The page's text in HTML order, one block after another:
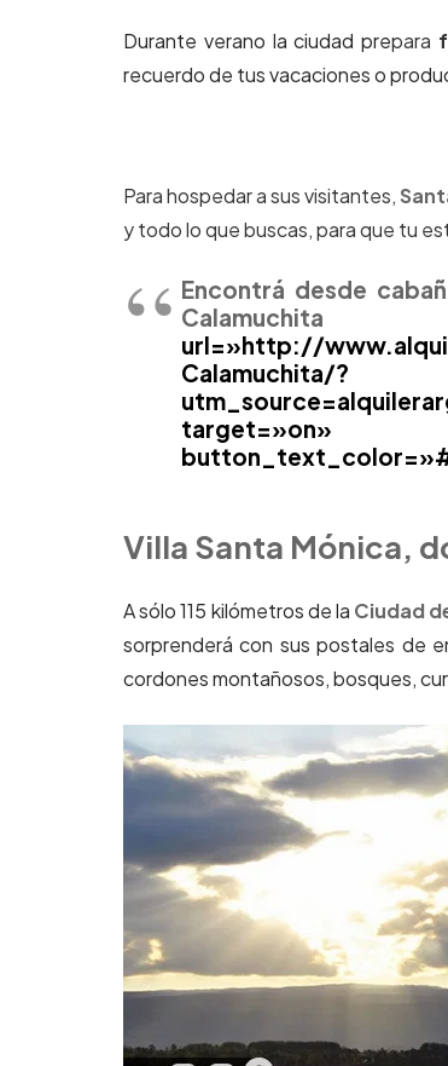
Durante verano la ciudad prepara
recuerdo de tus vacaciones o
Para hospedar a sus visitantes,
y todo lo que buscas, para que tu
Encontrá desde
Calamuchita
url=»http://
Calamuchita/?
target=»on»
Villa Santa Mónica,
A sólo 115 kilómetros de la Ciudad
sorprenderá con sus postales de
cordones montañosos, bosques,